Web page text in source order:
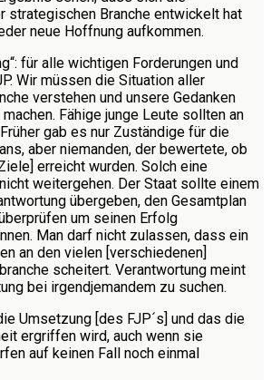
strategischen Branche entwickelt hat
neue Hoffnung aufkommen.
für alle wichtigen Forderungen und
Wir müssen die Situation aller
verstehen und unsere Gedanken
Fähige junge Leute sollten an
gab es nur Zuständige für die
aber niemanden, der bewertete, ob
erreicht wurden. Solch eine
weitergehen. Der Staat sollte einem
übergeben, den Gesamtplan
um seinen Erfolg
Man darf nicht zulassen, dass ein
an den vielen [verschiedenen]
scheitert. Verantwortung meint
bei irgendjemandem zu suchen.
Umsetzung [des FJP´s] und das die
ergriffen wird, auch wenn sie
auf keinen Fall noch einmal